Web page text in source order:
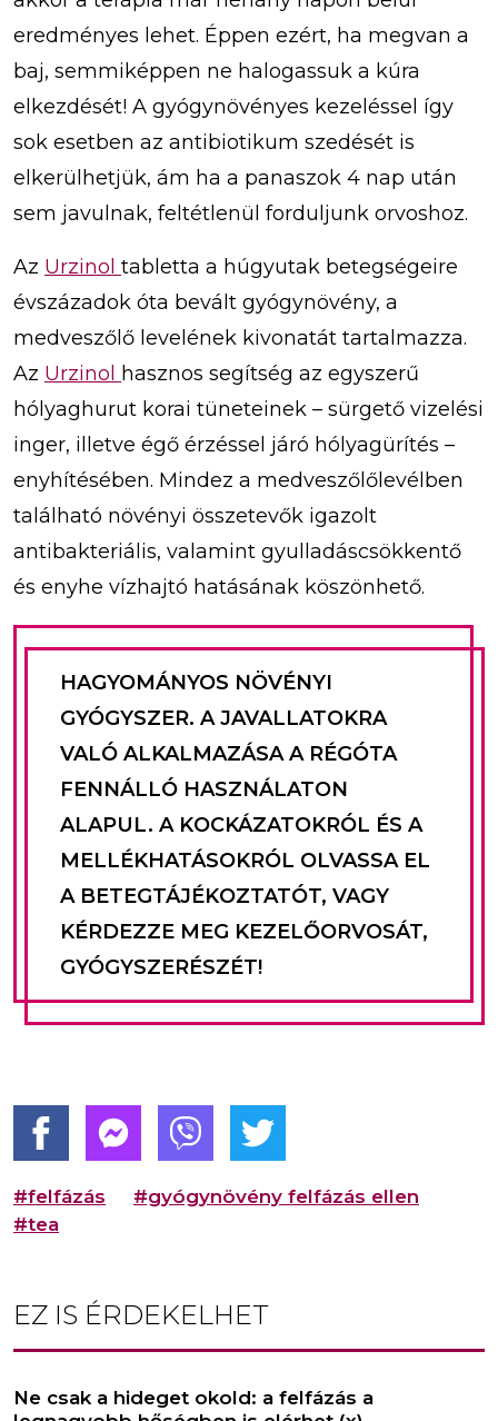
eredményes lehet. Éppen ezért, ha megvan a
baj, semmiképpen ne halogassuk a kúra
elkezdését! A gyógynövényes kezeléssel így
sok esetben az antibiotikum szedését is
elkerülhetjük, ám ha a panaszok 4 nap után
sem javulnak, feltétlenül forduljunk orvoshoz.
Az Urzinol tabletta a húgyutak betegségeire
évszázadok óta bevált gyógynövény, a
medveszőlő levelének kivonatát tartalmazza.
Az Urzinol
hasznos segítség az egyszerű
hólyaghurut korai tüneteinek – sürgető vizelési
inger, illetve égő érzéssel járó hólyagürítés –
enyhítésében. Mindez a medveszőlőlevélben
található növényi összetevők igazolt
antibakteriális, valamint gyulladáscsökkentő
és enyhe vízhajtó hatásának köszönhető.
HAGYOMÁNYOS NÖVÉNYI
GYÓGYSZER. A JAVALLATOKRA
VALÓ ALKALMAZÁSA A RÉGÓTA
FENNÁLLÓ HASZNÁLATON
ALAPUL. A KOCKÁZATOKRÓL ÉS A
MELLÉKHATÁSOKRÓL OLVASSA EL
A BETEGTÁJÉKOZTATÓT, VAGY
KÉRDEZZE MEG KEZELŐORVOSÁT,
GYÓGYSZERÉSZÉT!
#felfázás
#gyógynövény felfázás ellen
#tea
EZ IS ÉRDEKELHET
Ne csak a hideget okold: a felfázás a